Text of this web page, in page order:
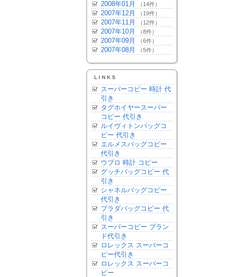
2008年01月 （14件）
2007年12月 （19件）
2007年11月 （12件）
2007年10月 （8件）
2007年09月 （6件）
2007年08月 （5件）
LINKS
スーパーコピー 時計 代
引き
タグホイヤースーパー
コピー 代引き
ルイヴィトンバッグコ
ピー 代引き
エルメスバッグコピー
代引き
ウブロ 時計 コピー
グッチバッグコピー 代
引き
シャネルバッグコピー
代引き
プラダバッグコピー 代
引き
スーパーコピー ブラン
ド代引き
ロレックス スーパーコ
ピー代引き
ロレックス スーパーコ
ピー